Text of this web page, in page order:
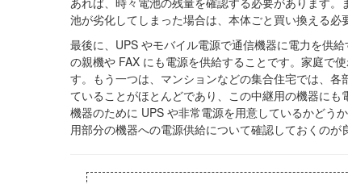
池が劣化してしまった場合は、本体ごと買い換える必
最後に、UPS やモバイル電源で通信機器に電力を供
の親機や FAX にも電源を供給することです。家庭で
す。もう一つは、マンションなどの集合住宅では、
ていることがほとんどであり、この中継用の機器に
機器のために UPS や非常電源を用意しているかどう
用部分の機器への電源供給について確認しておくのが